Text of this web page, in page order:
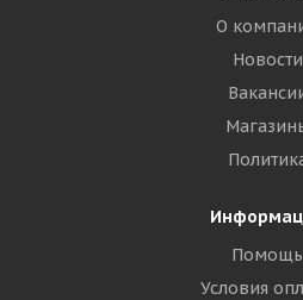
О
Новости
Помощь
Условия